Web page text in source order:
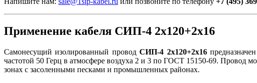
Применение кабеля СИП-4 2х120+2х16
Самонесущий изолированный проводСИП-4 2х120+2х16
частотой 50 Герц в атмосфере воздуха 2 и 3 по ГОСТ 15150-69. Провод
зонах с засоленными песками и промышленных районах.